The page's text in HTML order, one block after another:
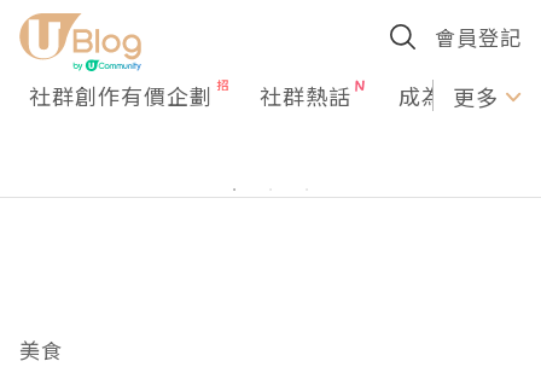
會員登記
社群創作有價企劃 社群熱話 成為U更多
美食